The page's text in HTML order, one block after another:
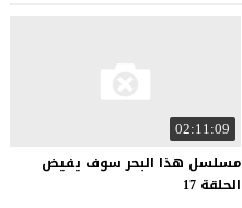
02:11:09
مسلسل هذا البحر سوف يفيض
الحلقة 17